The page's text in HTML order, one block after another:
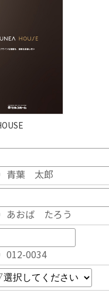
青葉 太郎
あおば たろう
012-0034